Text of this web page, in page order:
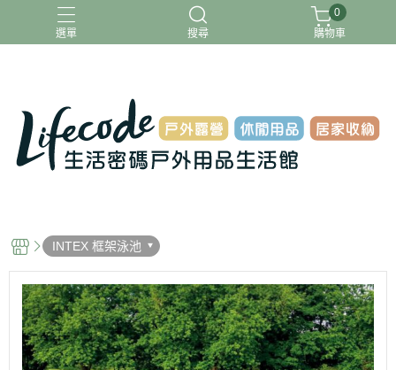
選單 搜尋
ADAMOUTDOOR G-PLUS INTEX
MOVELIFE
樂活不露
0
購物車
INTEX 框架泳池